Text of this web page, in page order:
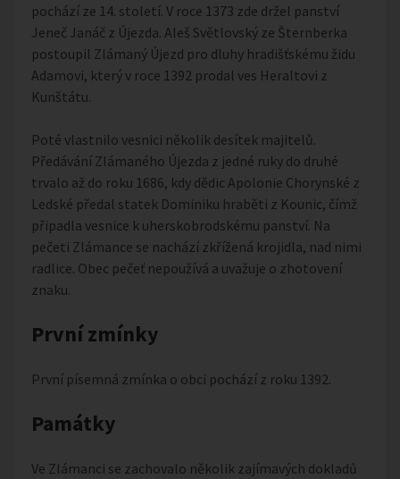
pochází ze 14. století. V roce 1373 zde držel panství
Jeneč Janáč z Újezda. Aleš Světlovský ze Šternberka
postoupil Zlámaný Újezd pro dluhy hradišťskému židu
Adamovi, který v roce 1392 prodal ves Heraltovi z
Kunštátu.
Poté vlastnilo vesnici několik desítek majitelů.
Předávání Zlámaného Újezda z jedné ruky do druhé
trvalo až do roku 1686, kdy dědic Apolonie Chorynské z
Ledské předal statek Dominiku hraběti z Kounic, čímž
připadla vesnice k uherskobrodskému panství. Na
pečeti Zlámance se nachází zkřížená krojidla, nad nimi
radlice. Obec pečeť nepoužívá a uvažuje o zhotovení
znaku.
První zmínky
První písemná zmínka o obci pochází z roku 1392.
Památky
Ve Zlámanci se zachovalo několik zajímavých dokladů